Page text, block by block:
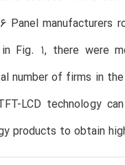
manufacturers
Fig. 1, there were
number of firms in
LCD technology
products to obtain